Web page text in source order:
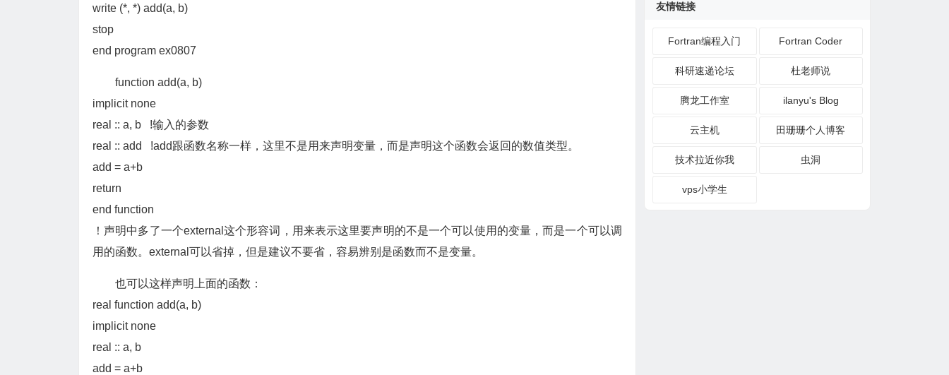
write (*, *) add(a, b)
stop
end program ex0807
function add(a, b)
implicit none
real :: a, b !输入的参数
real :: add !add跟函数名称一样，这里不是用来声明变量，而是声明这个函数会返回的数值类型。
add = a+b
return
end function
！声明中多了一个external这个形容词，用来表示这里要声明的不是一个可以使用的变量，而是一个可以调
用的函数。external可以省掉，但是建议不要省，容易辨别是函数而不是变量。
也可以这样声明上面的函数：
real function add(a, b)
implicit none
real :: a, b
add = a+b
友情链接
Fortran编程入门 Fortran Coder
科研速递论坛 杜老师说
腾龙工作室 ilanyu's Blog
云主机 田珊珊个人博客
技术拉近你我 虫洞
vps小学生